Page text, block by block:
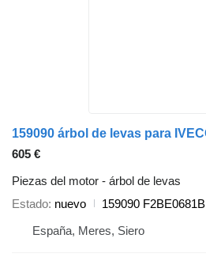
605 €
Piezas del motor - árbol de levas
Estado nuevo
159090 F2BE0681B
España, Meres, Siero